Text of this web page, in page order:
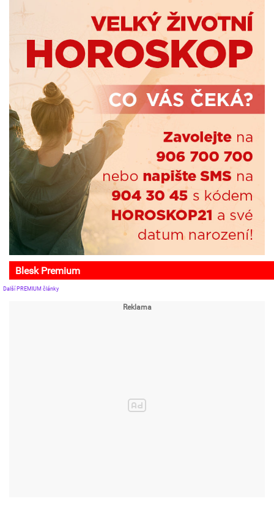
Blesk Premium
Další PREMIUM články